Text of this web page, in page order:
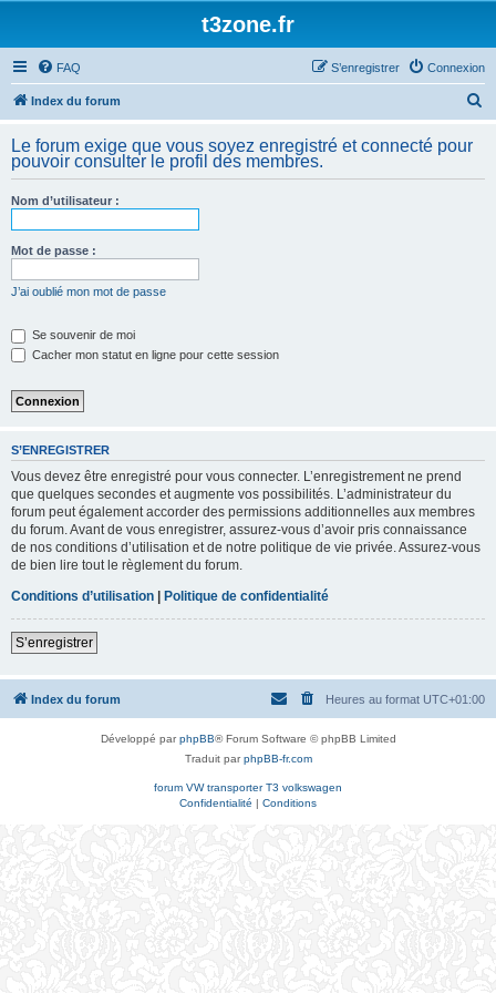
t3zone.fr
FAQ Connexion
S’enregistrer
Index du forum
h
Le forum exige que vous soyez enregistré et connecté pour
pouvoir consulter le profil des membres.
Nom d’utilisateur :
Mot de passe :
J’ai oublié mon mot de passe
Se souvenir de moi
Cacher mon statut en ligne pour cette session
S’ENREGISTRER
Vous devez être enregistré pour vous connecter. L’enregistrement ne prend
que quelques secondes et augmente vos possibilités. L’administrateur du
forum peut également accorder des permissions additionnelles aux membres
du forum. Avant de vous enregistrer, assurez-vous d’avoir pris connaissance
de nos conditions d’utilisation et de notre politique de vie privée. Assurez-vous
de bien lire tout le règlement du forum.
Conditions d’utilisation | Politique de confidentialité
S’enregistrer
Index du forum Heures au format UTC+01:00
Développé parphpBB® Forum Software © phpBB Limited
Traduit parphpBB-fr.com
forum VW transporter T3 volkswagen
Confidentialité | Conditions